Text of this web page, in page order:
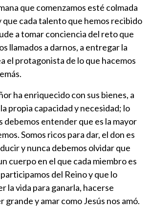
que comenzamos esté colmada
que cada talento que hemos recibido
a tomar conciencia del reto que
llamados a darnos, a entregar la
el protagonista de lo que hacemos
ha enriquecido con sus bienes, a
propia capacidad y necesidad; lo
debemos entender que es la mayor
Somos ricos para dar, el don es
y nunca debemos olvidar que
cuerpo en el que cada miembro es
del Reino y que lo
la vida para ganarla, hacerse
grande y amar como Jesús nos amó.